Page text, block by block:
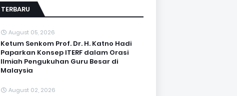
TERBARU
August 05, 2026
Ketum Senkom Prof. Dr. H. Katno Hadi
Paparkan Konsep ITERF dalam Orasi
Ilmiah Pengukuhan Guru Besar di
Malaysia
August 02, 2026